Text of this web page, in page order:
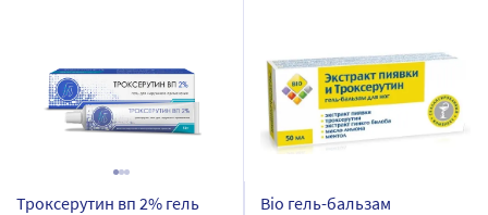
Троксерутин вп 2% гель
Bio гель-бальзам